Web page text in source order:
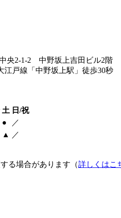
央2-1-2 中野坂上吉田ビル2階
江戸線「中野坂上駅」徒歩30秒
土 日/祝
●
／
▲ ／
る場合があります（詳しくはこ